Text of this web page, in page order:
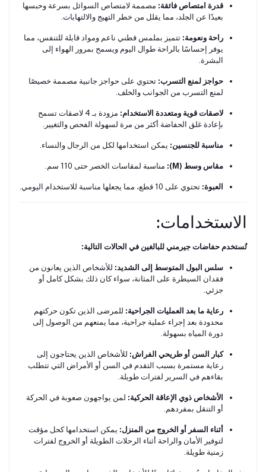
قدرة امتصاص فائقة: مصممة لامتصاص السوائل بسرعة وحبسها
بعيدًا عن الجلد، مما يقلل من خطر التهيج والالتهابات.
راحة ونعومة: تتميز بملمس قطني ناعم ومواد قابلة للتنفس، مما
يوفر إحساسًا بالراحة طوال اليوم ويسمح بمرور الهواء إلى
البشرة.
حواجز لمنع التسرب: تحتوي على حواجز جانبية مصممة خصيصًا
لمنع التسرب من الجوانب والخلف.
لاصقات قوية ومتعددة الاستخدام:
مزودة بـ 4 لاصقات تسمح
بإعادة غلق الحفاضة أكثر من مرة لسهولة الفحص والتغيير.
مناسبة للجنسين: يمكن استخدامها لكل من الرجال والنساء.
مقاس وسط (M): مناسبة لمقاسات الخصر حتى 110 سم.
العبوة: تحتوي على 10 قطع، مما يجعلها مناسبة للاستخدام اليومي.
الاستخدامات:
تُستخدم حفاضات جيرمني للبالغين في الحالات التالية:
سلس البول المتوسط إلى الشديد: للأشخاص الذين يعانون من
فقدان السيطرة على المثانة، سواء كان ذلك بشكل كامل أو
جزئي.
رعاية ما بعد العمليات الجراحية: للمرضى الذين تكون حركتهم
محدودة بعد إجراء عملية جراحية، مما يمنعهم من الوصول إلى
دورة المياه بسهولة.
كبار السن أو طريحي الفراش: للأشخاص الذين يحتاجون إلى
رعاية مستمرة بسبب التقدم في السن أو الأمراض التي تتطلب
بقاءهم في السرير لفترات طويلة.
الأشخاص ذوي الإعاقة الحركية: لمن يواجهون صعوبة في الحركة
أو التنقل بمفردهم.
أثناء السفر أو الخروج من المنزل: يمكن استخدامها كحل مؤقت
لتوفير الأمان والراحة أثناء الرحلات الطويلة أو الخروج لفترات
زمنية طويلة.